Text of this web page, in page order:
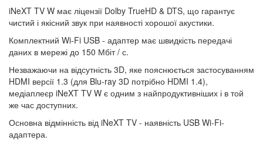
iNeXT TV W має ліцензії Dolby TrueHD & DTS, що гарантує
чистий і якісний звук при наявності хорошої акустики.
Комплектний Wi-Fi USB - адаптер має швидкість передачі
даних в мережі до 150 Мбіт / с.
Незважаючи на відсутність 3D, яке пояснюється застосуванням
HDMI версії 1.3 (для Blu-ray 3D потрібно HDMI 1.4),
медіаплеєр iNeXT TV W є одним з найпродуктивніших і в той
же час доступних.
Основна відмінність від iNeXT TV - наявність USB Wi-Fi-
адаптера.